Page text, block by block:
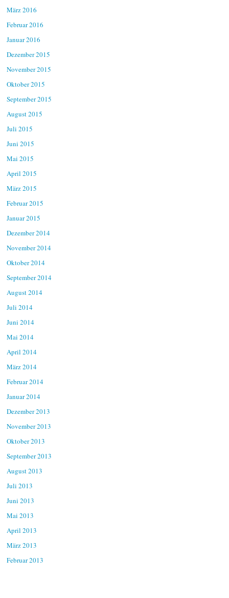
März 2016
Februar 2016
Januar 2016
Dezember 2015
November 2015
Oktober 2015
September 2015
August 2015
Juli 2015
Juni 2015
Mai 2015
April 2015
März 2015
Februar 2015
Januar 2015
Dezember 2014
November 2014
Oktober 2014
September 2014
August 2014
Juli 2014
Juni 2014
Mai 2014
April 2014
März 2014
Februar 2014
Januar 2014
Dezember 2013
November 2013
Oktober 2013
September 2013
August 2013
Juli 2013
Juni 2013
Mai 2013
April 2013
März 2013
Februar 2013